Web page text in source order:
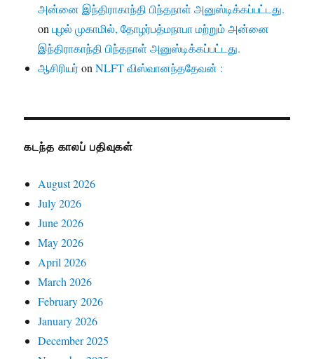
அன்னை இந்திராகாந்தி பிந்தநாள் அனுஸ்டிக்கப்பட்டது.
onபுழல் முகாமில், தோழர்பத்மநாபா மற்றும் அன்னை
இந்திராகாந்தி பிந்தநாள் அனுஸ்டிக்கப்பட்டது.
ஆசிரியர்onNLFT விஸ்வானந்ததேவன் :
கடந்த காலப் பதிவுகள்
August 2026
July 2026
June 2026
May 2026
April 2026
March 2026
February 2026
January 2026
December 2025